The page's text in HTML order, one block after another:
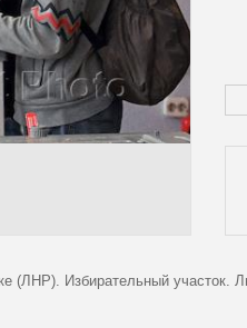
(ЛНР). Избирательный участок.